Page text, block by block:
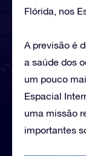
Flórida, nos
A previsão é
a saúde dos
um pouco
Espacial
uma missão
importantes